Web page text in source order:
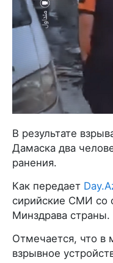
В результате
Дамаска два
ранения.
Как передает
сирийские СМИ со
Минздрава страны.
Отмечается, что в
взрывное